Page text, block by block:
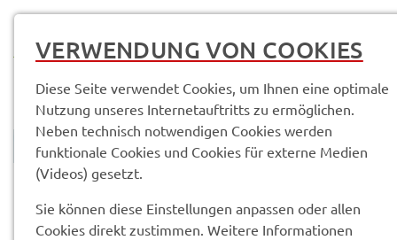
VERWENDUNG VON COOKIES
Diese Seite verwendet Cookies, um Ihnen eine optimale
Nutzung unseres Internetauftritts zu ermöglichen.
Neben technisch notwendigen Cookies werden
funktionale Cookies und Cookies für externe Medien
(Videos) gesetzt.
Sie können diese Einstellungen anpassen oder allen
Cookies direkt zustimmen. Weitere Informationen